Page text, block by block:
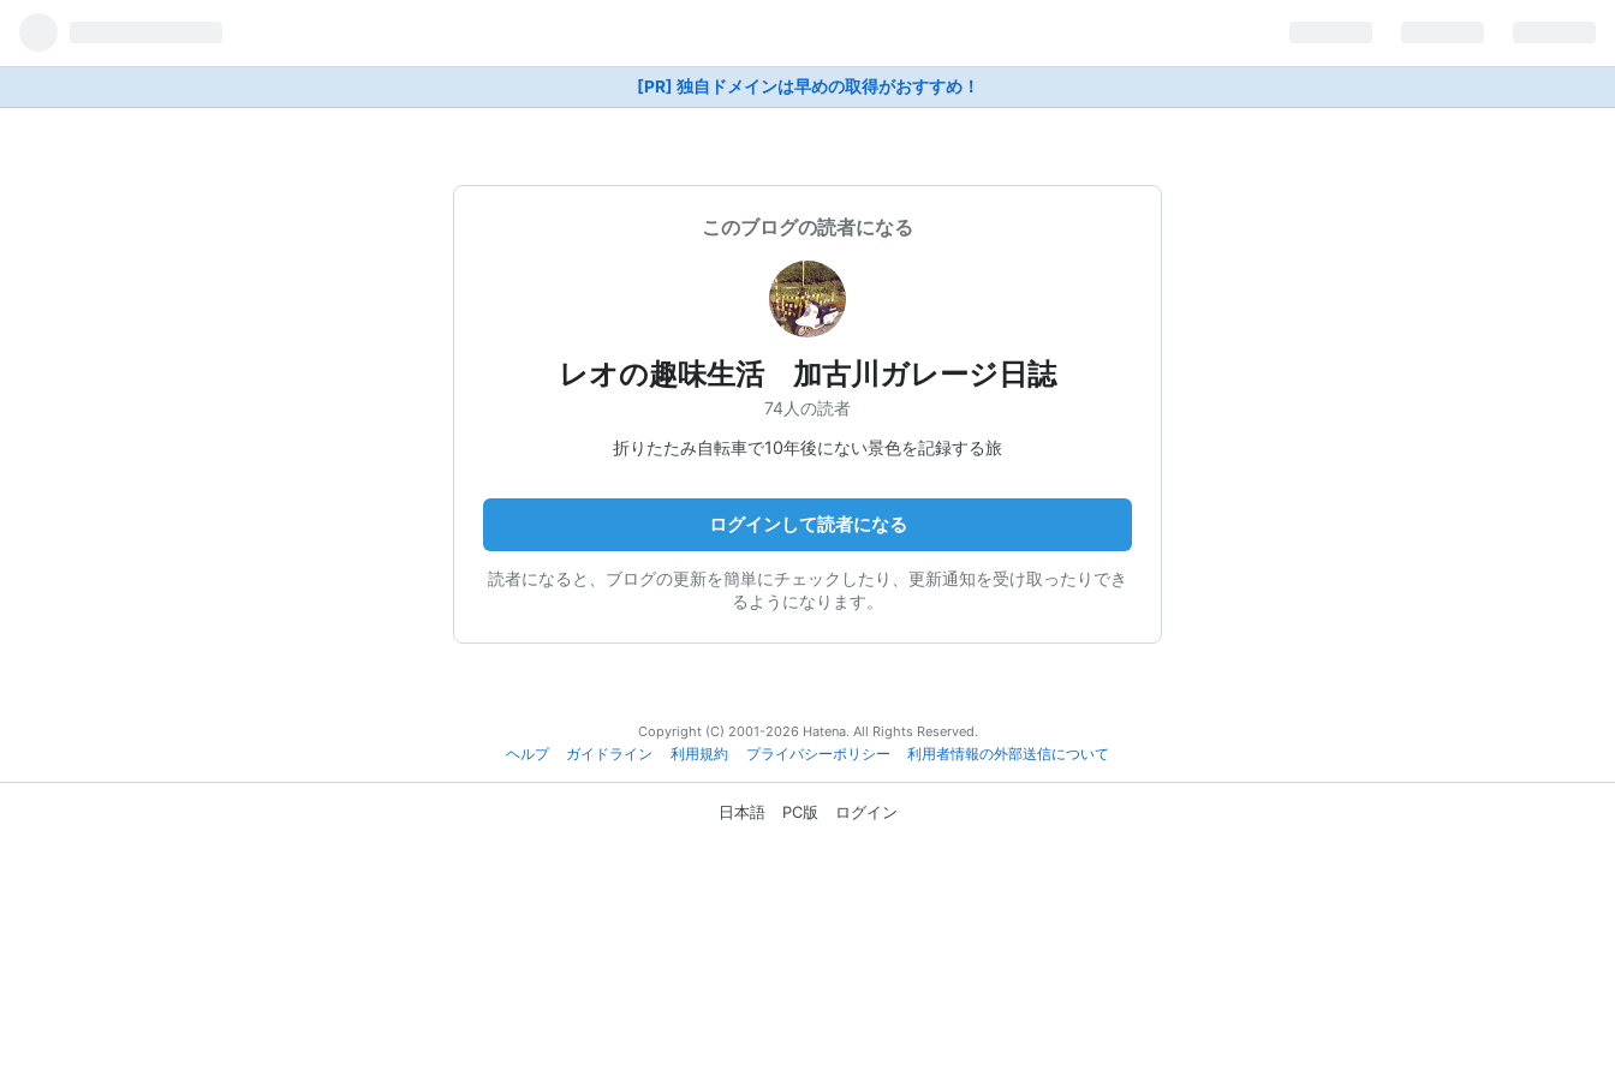
[PR] 独自ドメインは早めの取得がおすすめ！
このブログの読者になる
レオの趣味生活 加古川ガレージ日誌
74人の読者
折りたたみ自転車で10年後にない景色を記録する旅
ログインして読者になる
読者になると、ブログの更新を簡単にチェックしたり、更新通知を受け取ったりでき
るようになります。
Copyright (C) 2001-2026 Hatena. All Rights Reserved.
ヘルプ
ガイドライン 利用規約 プライバシーポリシー 利用者情報の外部送信について
日本語 PC版 ログイン